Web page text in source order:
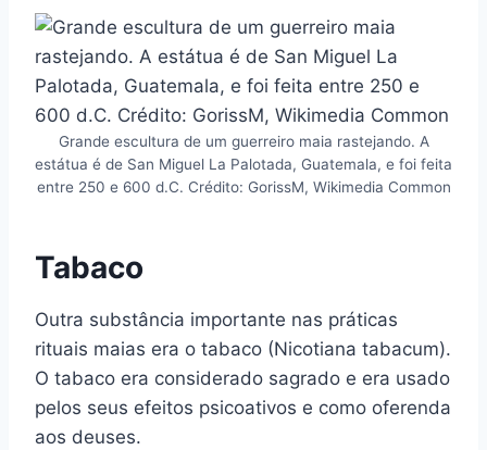
Grande escultura de um guerreiro maia rastejando. A
estátua é de San Miguel La Palotada, Guatemala, e foi feita
entre 250 e 600 d.C. Crédito: GorissM, Wikimedia Common
Tabaco
Outra substância importante nas práticas
rituais maias era o tabaco (Nicotiana tabacum).
O tabaco era considerado sagrado e era usado
pelos seus efeitos psicoativos e como oferenda
aos deuses.